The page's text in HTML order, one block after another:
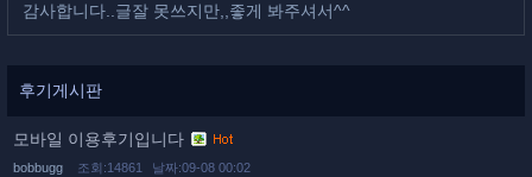
감사합니다..글잘 못쓰지만,,좋게 봐주셔서^^
후기게시판
모바일 이용후기입니다
bobbugg 조회:14861 날짜:09-08 00:02